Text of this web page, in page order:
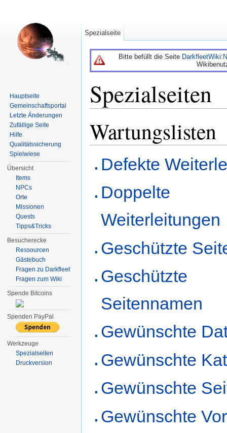
Bitte befüllt die Seite
Spezialseiten
Wartungslisten
Defekte
Doppelte
Weiterleitungen
Geschützte
Geschützte
Seitennamen
Gewünschte
Gewünschte
Gewünschte
Gewünschte
Spezialseite
Hauptseite
Gemeinschaftsportal
Letzte Änderungen
Zufällige Seite
Hilfe
Qualitätssicherung
Spielwiese
Übersicht
Items
NPCs
Orte
Missionen
Quests
Tipps&Tricks
Besucherecke
Ressourcen
Gästebuch
Fragen zu Darkfleet
Fragen zum Wiki
Spende Bitcoins
Spenden PayPal
Werkzeuge
Spezialseiten
Druckversion